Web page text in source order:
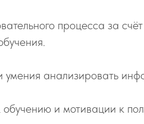
процесса за
умения анализировать
и мотивации к